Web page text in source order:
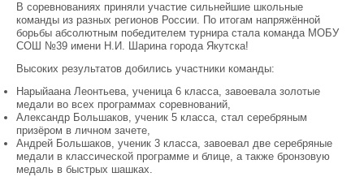
В соревнованиях приняли участие сильнейшие школьные
команды из разных регионов России. По итогам напряжённой
борьбы абсолютным победителем турнира стала команда МОБУ
СОШ №39 имени Н.И. Шарина города Якутска!
Высоких результатов добились участники команды:
Нарыйаана Леонтьева, ученица 6 класса, завоевала золотые
медали во всех программах соревнований,
Александр Большаков, ученик 5 класса, стал серебряным
призёром в личном зачете,
Андрей Большаков, ученик 3 класса, завоевал две серебряные
медали в классической программе и блице, а также бронзовую
медаль в быстрых шашках.